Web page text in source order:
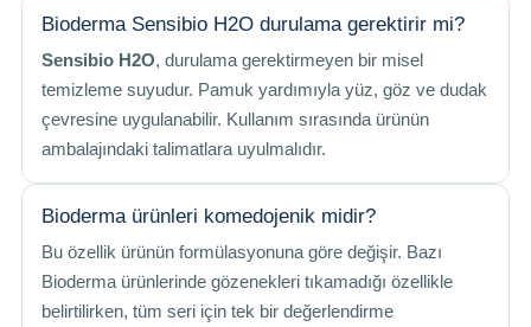
Bioderma Sensibio H2O durulama gerektirir mi?
Sensibio H2O, durulama gerektirmeyen bir misel
temizleme suyudur. Pamuk yardımıyla yüz, göz ve dudak
çevresine uygulanabilir. Kullanım sırasında ürünün
ambalajındaki talimatlara uyulmalıdır.
Bioderma ürünleri komedojenik midir?
Bu özellik ürünün formülasyonuna göre değişir. Bazı
Bioderma ürünlerinde gözenekleri tıkamadığı özellikle
belirtilirken, tüm seri için tek bir değerlendirme